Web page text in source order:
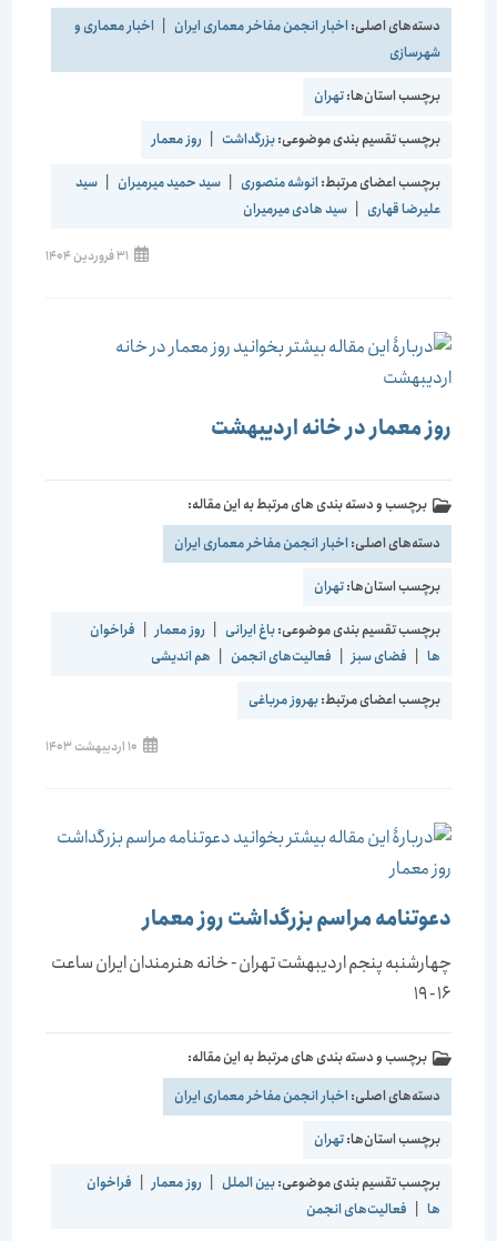
دسته‌های اصلی:اخبار انجمن مفاخر معماری ایران |
اخبار معماری و
شهرسازی
برچسب استان‌ها:تهران
برچسب تقسیم بندی موضوعی:بزرگداشت | روز معمار
برچسب اعضای مرتبط:انوشه منصوری | سید حمید میرمیران |
سید
علیرضا قهاری | سید هادی میرمیران
31 فروردین 1404
روز معمار در خانه اردیبهشت
برچسب و دسته بندی های مرتبط به این مقاله:
دسته‌های اصلی:اخبار انجمن مفاخر معماری ایران
برچسب استان‌ها:تهران
برچسب تقسیم بندی موضوعی:باغ ایرانی | روز معمار |
فراخوان
| فضای سبز | فعالیت‌های انجمن | هم اندیشی
برچسب اعضای مرتبط:بهروز مرباغی
10 اردیبهشت 1403
دعوتنامه مراسم بزرگداشت روز معمار
چهارشنبه پنجم اردیبهشت تهران - خانه هنرمندان ایران ساعت
برچسب و دسته بندی های مرتبط به این مقاله:
دسته‌های اصلی:اخبار انجمن مفاخر معماری ایران
برچسب استان‌ها:تهران
برچسب تقسیم بندی موضوعی:بین الملل | روز معمار |
فراخوان
| فعالیت‌های انجمن